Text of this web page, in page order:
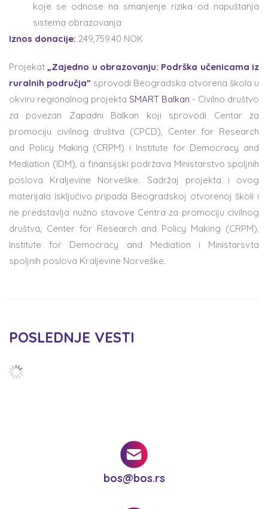
koje se odnose na smanjenje rizika od napuštanja
sistema obrazovanja
Iznos donacije: 249,759.40 NOK
Projekat„Zajedno u obrazovanju: Podrška učenicama iz
ruralnih područja” sprovodi Beogradska otvorena škola u
okviru regionalnog projekta SMART Balkan - Civilno društvo
za povezan Zapadni Balkan koji sprovodi Centar za
promociju civilnog društva (CPCD), Center for Research
and Policy Making (CRPM) i Institute for Democracy and
Mediation (IDM), a finansijski podržava Ministarstvo spoljnih
poslova Kraljevine Norveške. Sadržaj projekta i ovog
materijala isključivo pripada Beogradskoj otvorenoj školi i
ne predstavlja nužno stavove Centra za promociju civilnog
društva, Center for Research and Policy Making (CRPM),
Institute for Democracy and Mediation i Ministarsvta
spoljnih poslova Kraljevine Norveške.
POSLEDNJE VESTI
bos@bos.rs